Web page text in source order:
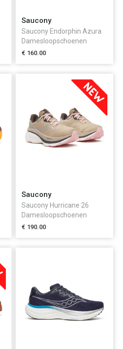
Saucony
Saucony Endorphin Azura
Damesloopschoenen
€ 160.00
Saucony
Saucony Hurricane 26
Damesloopschoenen
€ 190.00